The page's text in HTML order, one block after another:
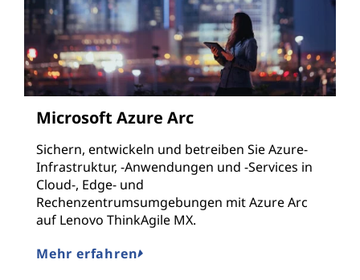
Microsoft Azure Arc
Sichern, entwickeln und betreiben Sie Azure-
Infrastruktur, -Anwendungen und -Services in
Cloud-, Edge- und
Rechenzentrumsumgebungen mit Azure Arc
auf Lenovo ThinkAgile MX.
Mehr erfahren